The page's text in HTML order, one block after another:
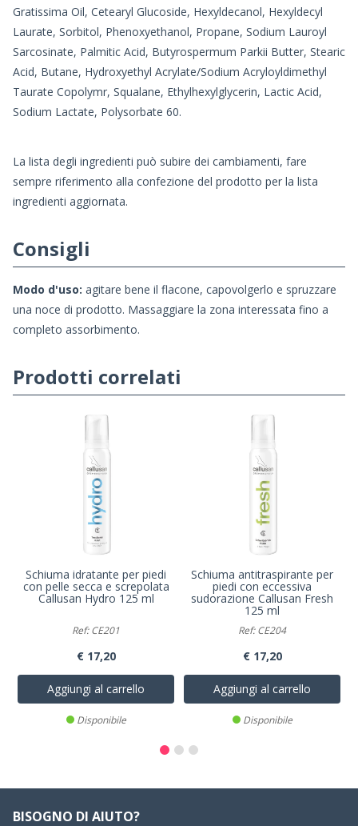
Gratissima Oil, Cetearyl Glucoside, Hexyldecanol, Hexyldecyl
Laurate, Sorbitol, Phenoxyethanol, Propane, Sodium Lauroyl
Sarcosinate, Palmitic Acid, Butyrospermum Parkii Butter, Stearic
Acid, Butane, Hydroxyethyl Acrylate/Sodium Acryloyldimethyl
Taurate Copolymr, Squalane, Ethylhexylglycerin, Lactic Acid,
Sodium Lactate, Polysorbate 60.
La lista degli ingredienti può subire dei cambiamenti, fare
sempre riferimento alla confezione del prodotto per la lista
ingredienti aggiornata.
Consigli
Modo d'uso: agitare bene il flacone, capovolgerlo e spruzzare
una noce di prodotto. Massaggiare la zona interessata fino a
completo assorbimento.
Prodotti correlati
Schiuma idratante per piedi
con pelle secca e screpolata
Callusan Hydro 125 ml
Ref: CE201
€ 17,20
Aggiungi al carrello
Disponibile
Schiuma antitraspirante per
piedi con eccessiva
sudorazione Callusan Fresh
125 ml
Ref: CE204
€ 17,20
Aggiungi al carrello
Disponibile
BISOGNO DI AIUTO?